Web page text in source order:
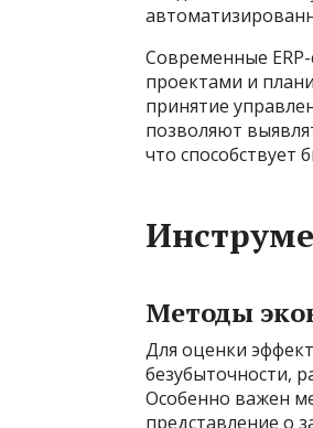
Современные
проектами и
принятие
позволяют
что способствует
Методы
Для оценки
безубыточности,
Особенно важен
представление о